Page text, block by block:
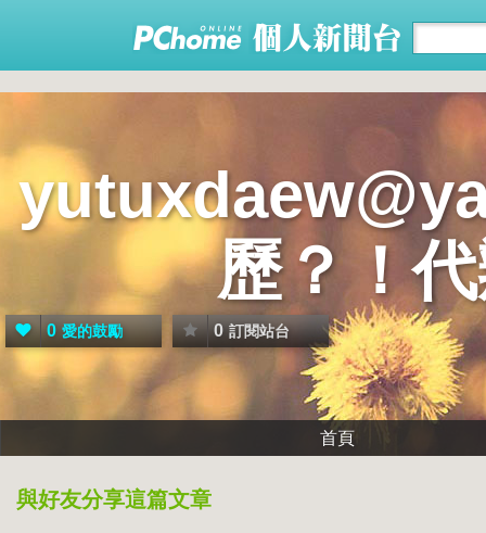
歷？！
0 愛的鼓勵 0 訂閱站台
首頁
與好友分享這篇文章